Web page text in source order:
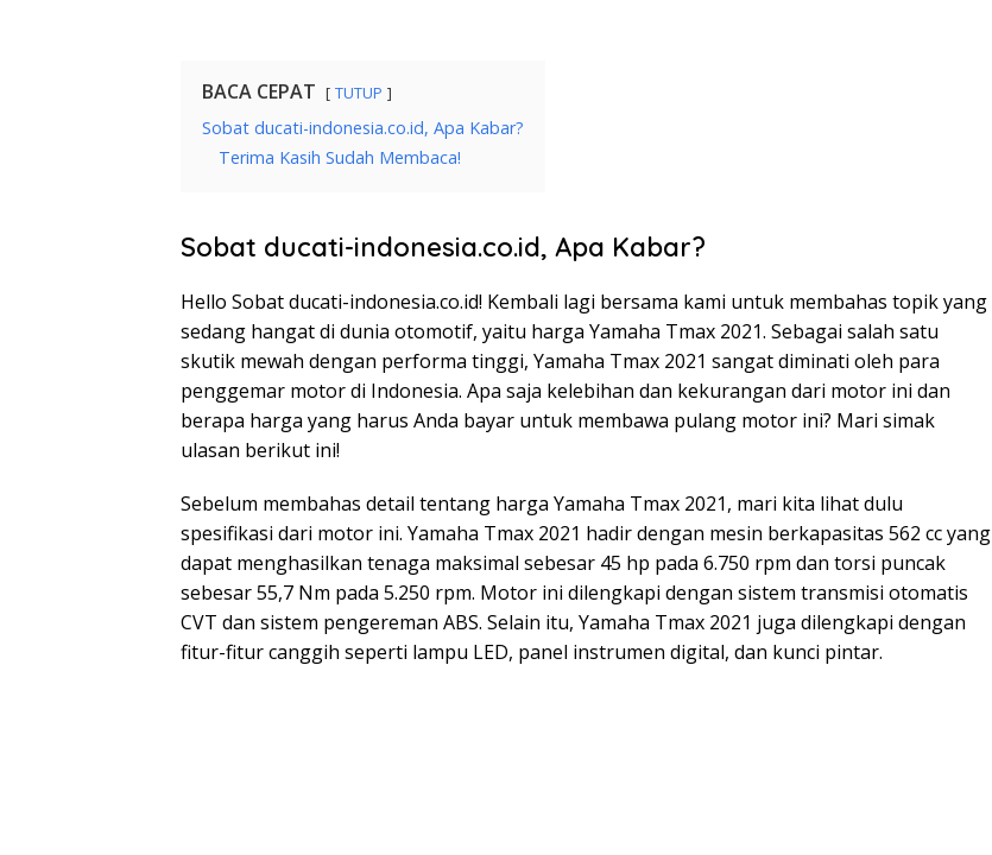
BACA CEPAT TUTUP
Sobat ducati-indonesia.co.id, Apa Kabar?
Terima Kasih Sudah Membaca!
Sobat ducati-indonesia.co.id, Apa Kabar?
Hello Sobat ducati-indonesia.co.id! Kembali lagi bersama kami untuk membahas topik yang
sedang hangat di dunia otomotif, yaitu harga Yamaha Tmax 2021. Sebagai salah satu
skutik mewah dengan performa tinggi, Yamaha Tmax 2021 sangat diminati oleh para
penggemar motor di Indonesia. Apa saja kelebihan dan kekurangan dari motor ini dan
berapa harga yang harus Anda bayar untuk membawa pulang motor ini? Mari simak
ulasan berikut ini!
Sebelum membahas detail tentang harga Yamaha Tmax 2021, mari kita lihat dulu
spesifikasi dari motor ini. Yamaha Tmax 2021 hadir dengan mesin berkapasitas 562 cc yang
dapat menghasilkan tenaga maksimal sebesar 45 hp pada 6.750 rpm dan torsi puncak
sebesar 55,7 Nm pada 5.250 rpm. Motor ini dilengkapi dengan sistem transmisi otomatis
CVT dan sistem pengereman ABS. Selain itu, Yamaha Tmax 2021 juga dilengkapi dengan
fitur-fitur canggih seperti lampu LED, panel instrumen digital, dan kunci pintar.